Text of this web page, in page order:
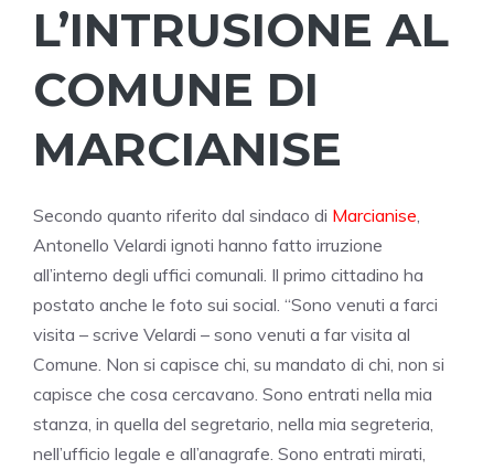
L’INTRUSIONE AL
COMUNE DI
MARCIANISE
Secondo quanto riferito dal sindaco di Marcianise,
Antonello Velardi ignoti hanno fatto irruzione
all’interno degli uffici comunali. Il primo cittadino ha
postato anche le foto sui social. “Sono venuti a farci
visita – scrive Velardi – sono venuti a far visita al
Comune. Non si capisce chi, su mandato di chi, non si
capisce che cosa cercavano. Sono entrati nella mia
stanza, in quella del segretario, nella mia segreteria,
nell’ufficio legale e all’anagrafe. Sono entrati mirati,